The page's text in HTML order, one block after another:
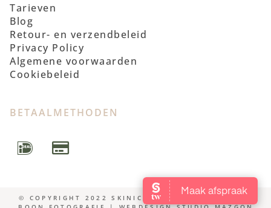
Tarieven
Blog
Retour- en verzendbeleid
Privacy Policy
Algemene voorwaarden
Cookiebeleid
BETAALMETHODEN
© COPYRIGHT 2022 SKINICS | FOTOSHOOT WENDY